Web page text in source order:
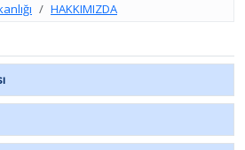
HAKKIMIZDA